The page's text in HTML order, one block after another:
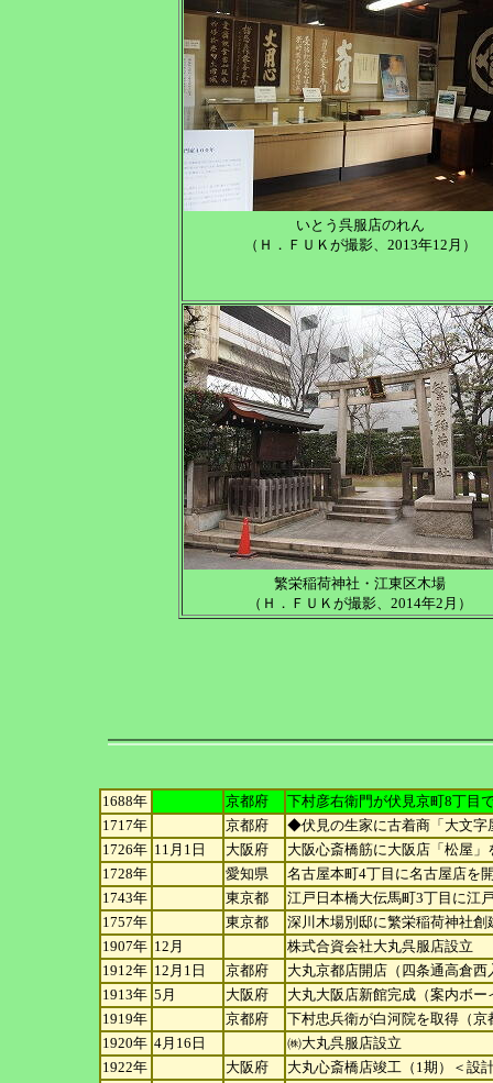
いとう呉服店のれん
（Ｈ．ＦＵＫが撮影、2013年12月）
繁栄稲荷神社・江東区木場
（Ｈ．ＦＵＫが撮影、2014年2月）
1688年 京都府
下村彦右衛門が伏見京町8丁目
1717年
京都府
◆伏見の生家に古着商「大文字
1726年 11月1日 大阪府
大阪心斎橋筋に大阪店「松屋」
1728年
愛知県
名古屋本町4丁目に名古屋店を
1743年
東京都
江戸日本橋大伝馬町3丁目に江
1757年
東京都
深川木場別邸に繁栄稲荷神社創
1907年 12月
株式合資会社大丸呉服店設立
1912年 12月1日 京都府
大丸京都店開店（四条通高倉西
1913年 5月 大阪府
大丸大阪店新館完成（案内ボ
1919年
京都府
下村忠兵衛が白河院を取得（京
1920年 4月16日
㈱大丸呉服店設立
1922年
大阪府
大丸心斎橋店竣工（1期）＜設